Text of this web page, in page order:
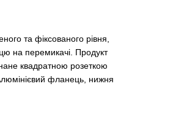
та фіксованого рівня,
на перемикачі. Продукт
квадратною розеткою
фланець, нижня